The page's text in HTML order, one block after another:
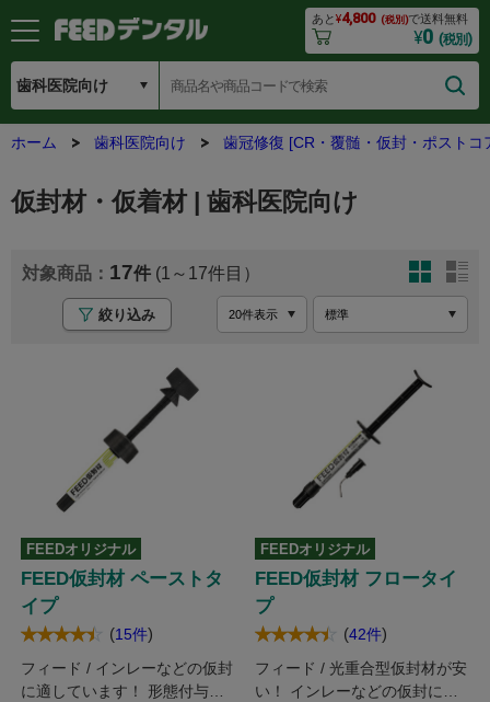
あと¥4,800 (税別)で送料無料
¥0 (税別)
ホーム 歯科医院向け 歯冠修復 [CR・覆髄・仮封・ポストコ
仮封材・仮着材 | 歯科医院向け
17 (1～17
絞り込み
FEEDオリジナル
FEED仮封材 ペーストタ
イプ
(15件)
フィード / インレーなどの仮封
に適しています！ 形態付与性
FEEDオリジナル
FEED仮封材 フロータイ
プ
(42件)
フィード / 光重合型仮封材が安
い！ インレーなどの仮封に適